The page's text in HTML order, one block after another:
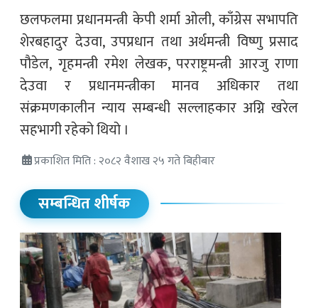
छलफलमा प्रधानमन्त्री केपी शर्मा ओली, काँग्रेस सभापति
शेरबहादुर देउवा, उपप्रधान तथा अर्थमन्त्री विष्णु प्रसाद
पौडेल, गृहमन्त्री रमेश लेखक, परराष्ट्रमन्त्री आरजु राणा
देउवा र प्रधानमन्त्रीका मानव अधिकार तथा
संक्रमणकालीन न्याय सम्बन्धी सल्लाहकार अग्नि खरेल
सहभागी रहेको थियो ।
प्रकाशित मिति : २०८२ वैशाख २५ गते बिहीबार
सम्बन्धित शीर्षक